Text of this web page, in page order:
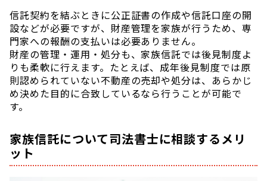
信託契約を結ぶときに公正証書の作成や信託口座の開
設などが必要ですが、財産管理を家族が行うため、専
門家への報酬の支払いは必要ありません。
財産の管理・運用・処分も、家族信託では後見制度よ
りも柔軟に行えます。たとえば、成年後見制度では原
則認められていない不動産の売却や処分は、あらかじ
め決めた目的に合致しているなら行うことが可能で
す。
家族信託について司法書士に相談するメリ
ット